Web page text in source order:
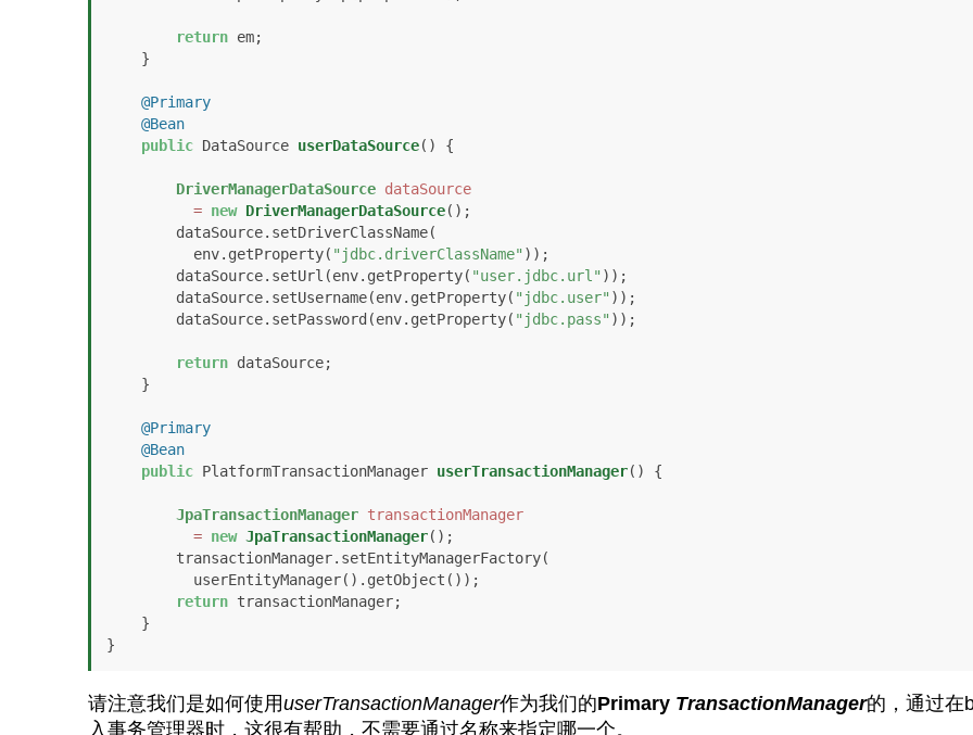
return em;
@Primary
@Bean
public DataSource userDataSource() {
DriverManagerDataSource dataSource
= new DriverManagerDataSource();
          env.getProperty(
"jdbc.driverClassName" ));
        dataSource.setUrl(env.getProperty(
"user.jdbc.url" ));
        dataSource.setUsername(env.getProperty(
"jdbc.user" ));
        dataSource.setPassword(env.getProperty(
"jdbc.pass" ));
return dataSource;
@Primary
@Bean
public PlatformTransactionManager userTransactionManager() {
JpaTransactionManager transactionManager
= new JpaTransactionManager();
return transactionManager;
}
请注意我们是如何使用userTransactionManager作为我们的Primary TransactionManager的，通过在
入事务管理器时，这很有帮助，不需要通过名称来指定哪一个。